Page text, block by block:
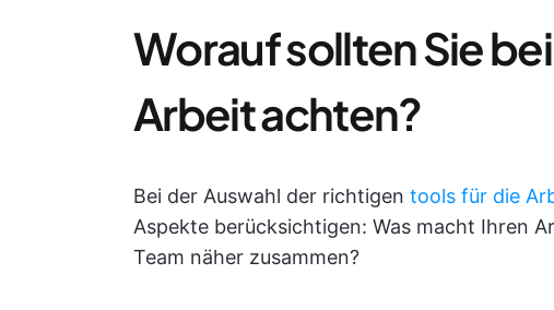
Worauf sollten Sie
Arbeit achten?
Bei der Auswahl der richtigen tools für die
Aspekte berücksichtigen: Was macht Ihren
Team näher zusammen?